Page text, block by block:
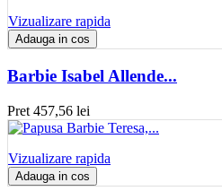
Vizualizare rapida
Adauga in cos
Barbie Isabel Allende...
Pret 457,56 lei
Vizualizare rapida
Adauga in cos